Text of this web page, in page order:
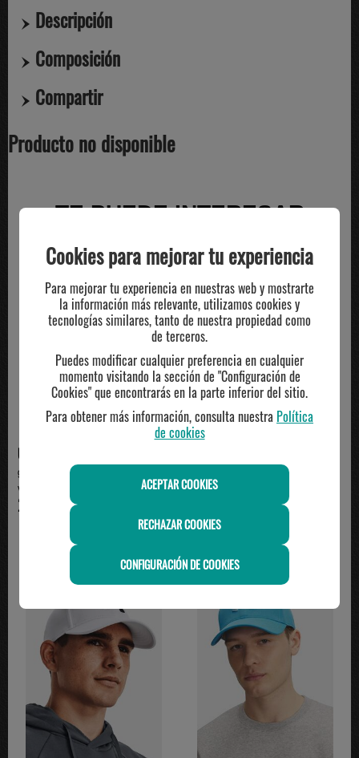
Descripción
Composición
Compartir
Producto no disponible
TE PUEDE INTERESAR
UNDERARMOUR
gorra ajustable Under Armour,
verde
25.95€
gorra ajustable Under Armour,
negro/naranja
Cookies para mejorar tu experiencia
Para mejorar tu experiencia en nuestras web y mostrarte
la información más relevante, utilizamos cookies y
tecnologías similares, tanto de nuestra propiedad como
de terceros.
Puedes modificar cualquier preferencia en cualquier
momento visitando la sección de "Configuración de
Cookies" que encontrarás en la parte inferior del sitio.
Para obtener más información, consulta nuestra Política
de cookies
ACEPTAR COOKIES
RECHAZAR COOKIES
CONFIGURACIÓN DE COOKIES